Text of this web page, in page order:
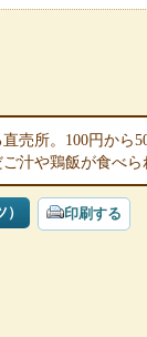
売所。100円から
汁や鶏飯が食べら
印刷する